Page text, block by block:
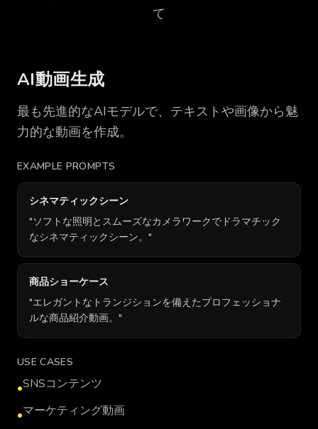
て
AI動画生成
最も先進的なAIモデルで、テキストや画像から魅
力的な動画を作成。
EXAMPLE PROMPTS
シネマティックシーン
"ソフトな照明とスムーズなカメラワークでドラマチック
なシネマティックシーン。 "
商品ショーケース
"エレガントなトランジションを備えたプロフェッショナ
ルな商品紹介動画。 "
USE CASES
•SNSコンテンツ
•マーケティング動画